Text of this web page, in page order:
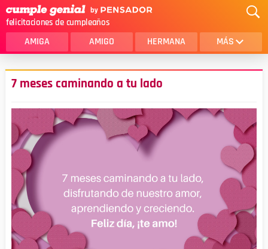
felicitaciones de cumpleaños
AMIGA AMIGO HERMANA MÁS
MAMA
AMOR
SOBRINA
HIJA
HERMANO
PAPA
HOMBRE
TIA
CUÑADA
ALGUIEN ESPECIAL
PRIMO
7 meses caminando a tu lado